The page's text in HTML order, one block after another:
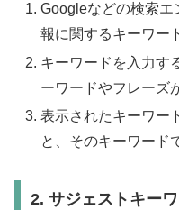
Googleなどの検索エ
報に関するキーワー
キーワードを入力す
ーワードやフレーズ
表示されたキーワー
と、そのキーワード
2. サジェストキー